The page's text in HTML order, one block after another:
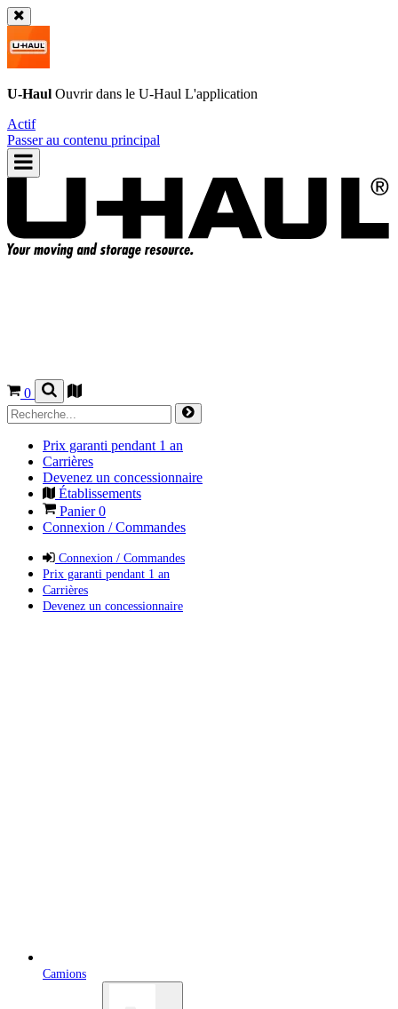
U-Haul Ouvrir dans le U-Haul L'application
Actif
Passer au contenu principal
0
Prix garanti pendant 1 an
Carrières
Devenez un concessionnaire
Établissements
Panier0
Connexion / Commandes
Connexion / Commandes
Prix garanti pendant 1 an
Carrières
Devenez un concessionnaire
Camions